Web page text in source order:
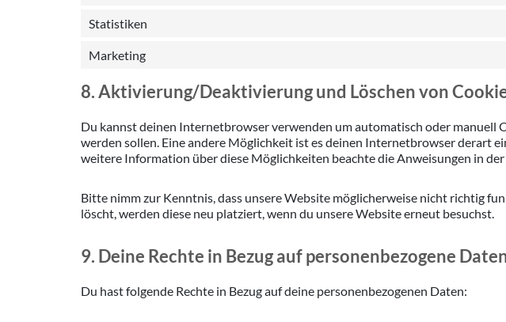
Statistiken
Marketing
8. Aktivierung/Deaktivierung und Löschen von
Du kannst deinen Internetbrowser verwenden um automatisch oder manuell
werden sollen. Eine andere Möglichkeit ist es deinen Internetbrowser derart
weitere Information über diese Möglichkeiten beachte die Anweisungen in
Bitte nimm zur Kenntnis, dass unsere Website möglicherweise nicht richtig
löscht, werden diese neu platziert, wenn du unsere Website erneut besuchst.
9. Deine Rechte in Bezug auf personenbezogene
Du hast folgende Rechte in Bezug auf deine personenbezogenen Daten: